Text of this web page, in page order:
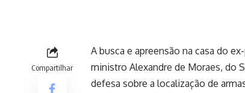
Compartilhar
A busca e apreensão na casa do
ministro Alexandre de Moraes, do
defesa sobre a localização de